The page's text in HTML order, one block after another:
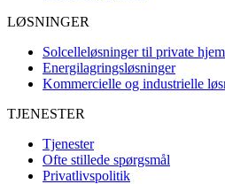
LØSNINGER
Solcelleløsninger til private hjem
Energilagringsløsninger
Kommercielle og industrielle
TJENESTER
Tjenester
Ofte stillede spørgsmål
Privatlivspolitik